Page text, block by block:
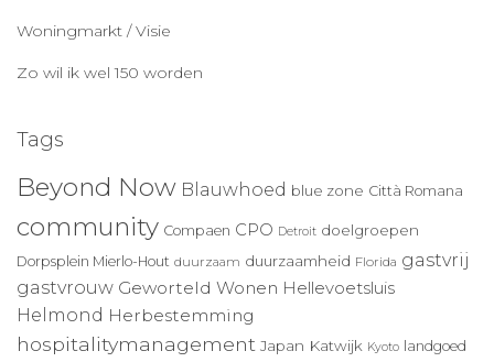
Woningmarkt / Visie
Zo wil ik wel 150 worden
Tags
Beyond Now Blauwhoed blue zone Città Romana
community Compaen CPO Detroit doelgroepen
Dorpsplein Mierlo-Hout duurzaam duurzaamheid Florida gastvrij
gastvrouw Geworteld Wonen Hellevoetsluis
Helmond Herbestemming
hospitalitymanagement Japan Katwijk Kyoto landgoed